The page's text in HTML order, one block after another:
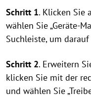
Schritt 1. Klicken Sie
wählen Sie „Geräte-
Suchleiste, um
Schritt 2. Erweitern
klicken Sie mit der
und wählen Sie